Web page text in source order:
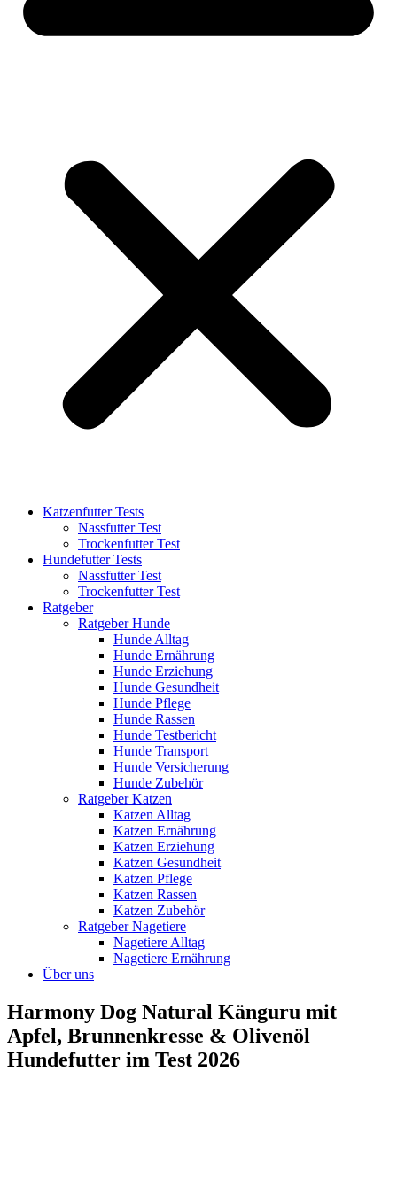
Katzenfutter Tests
Nassfutter Test
Trockenfutter Test
Hundefutter Tests
Nassfutter Test
Trockenfutter Test
Ratgeber
Ratgeber Hunde
Hunde Alltag
Hunde Ernährung
Hunde Erziehung
Hunde Gesundheit
Hunde Pflege
Hunde Rassen
Hunde Testbericht
Hunde Transport
Hunde Versicherung
Hunde Zubehör
Ratgeber Katzen
Katzen Alltag
Katzen Ernährung
Katzen Erziehung
Katzen Gesundheit
Katzen Pflege
Katzen Rassen
Katzen Zubehör
Ratgeber Nagetiere
Nagetiere Alltag
Nagetiere Ernährung
Über uns
Harmony Dog Natural Känguru mit
Apfel, Brunnenkresse & Olivenöl
Hundefutter im Test 2026